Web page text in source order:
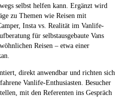
selbst helfen kann. Ergänzt wird
zu Themen wie Reisen mit
Insta vs. Realität im Vanlife-
für selbstausgebaute Vans
Reisen – etwa einer
direkt anwendbar und richten sich
Vanlife-Enthusiasten. Besucher
mit den Referenten ins Gespräch